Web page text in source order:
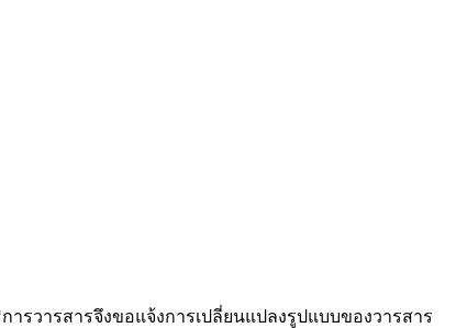
วารสารจึงขอแจ้งการเปลี่ยนแปลงรูปแบบของวารสาร